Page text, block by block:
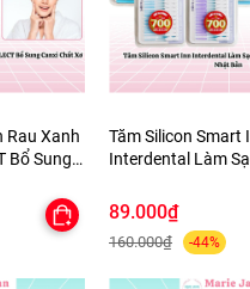
Rau Xanh
Bổ Sung
Tăm Silicon Smart
Interdental Làm
89.000₫
160.000₫ -44%